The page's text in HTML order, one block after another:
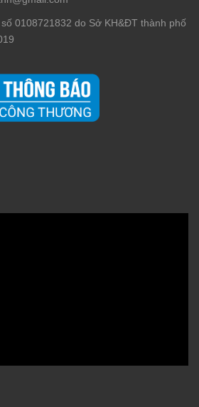
0108721832 do Sở KH&ĐT thành phố